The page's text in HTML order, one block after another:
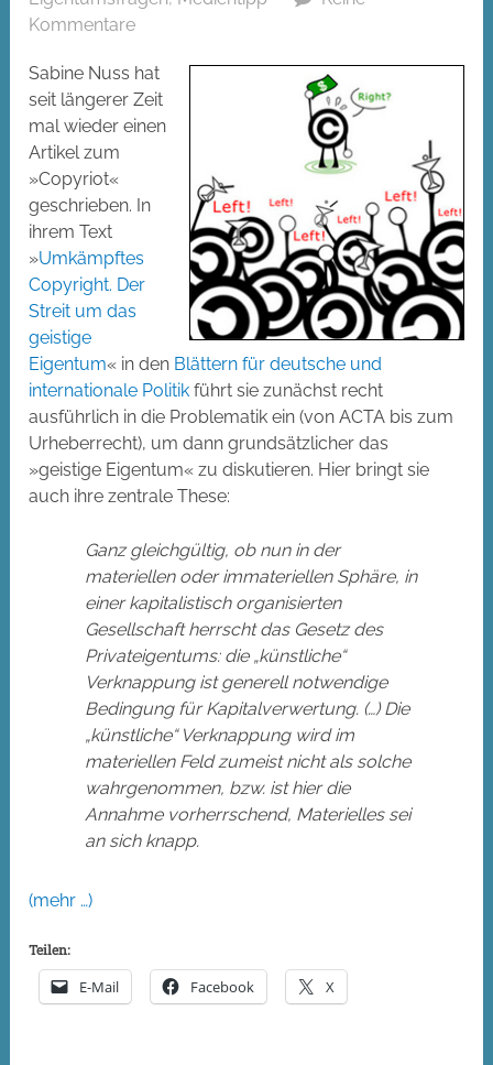
Kommentare
Sabine Nuss hat
seit längerer Zeit
mal wieder einen
Artikel zum
»Copyriot«
geschrieben. In
ihrem Text
»Umkämpftes
Copyright. Der
Streit um das
geistige
Eigentum« in den Blättern für deutsche und
internationale Politik führt sie zunächst recht
ausführlich in die Problematik ein (von ACTA bis zum
Urheberrecht), um dann grundsätzlicher das
»geistige Eigentum« zu diskutieren. Hier bringt sie
auch ihre zentrale These:
Ganz gleichgültig, ob nun in der
materiellen oder immateriellen Sphäre, in
einer kapitalistisch organisierten
Gesellschaft herrscht das Gesetz des
Privateigentums: die „künstliche“
Verknappung ist generell notwendige
Bedingung für Kapitalverwertung. (…) Die
„künstliche“ Verknappung wird im
materiellen Feld zumeist nicht als solche
wahrgenommen, bzw. ist hier die
Annahme vorherrschend, Materielles sei
an sich knapp.
(mehr …)
Teilen:
E-Mail Facebook X